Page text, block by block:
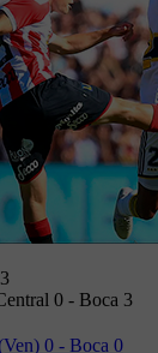
0 - Boca 3
0 - Boca 0